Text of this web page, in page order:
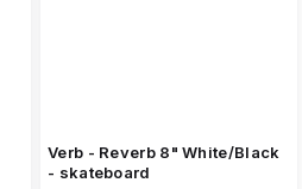
Verb - Reverb 8" White/Black
- skateboard